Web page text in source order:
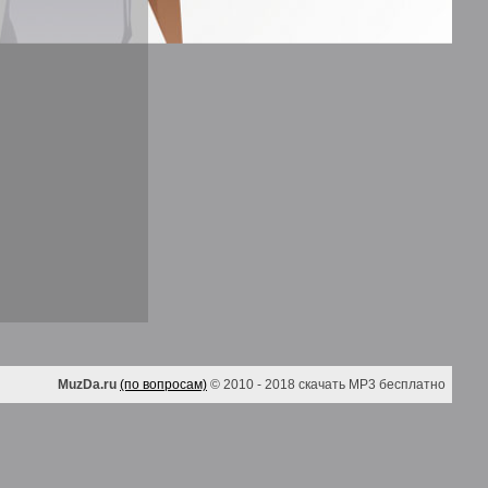
MuzDa.ru (по вопросам) © 2010 - 2018 скачать MP3 бесплатно